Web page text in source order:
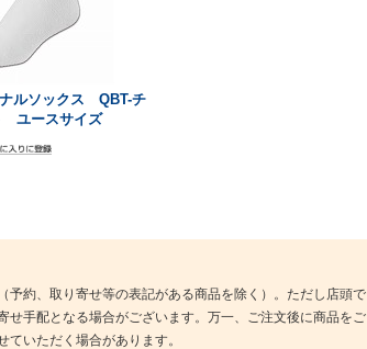
ルソックス QBT-チ
ユースサイズ
約、取り寄せ等の表記がある商品を除く）。ただし店頭で
手配となる場合がございます。万一、ご注文後に商品をご
いただく場合があります。